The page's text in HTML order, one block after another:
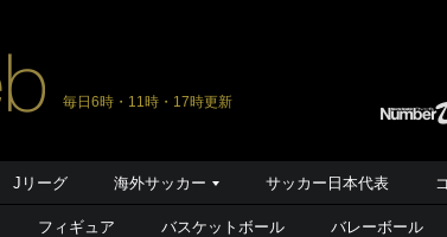
毎日6時・11時・17時更新
Jリーグ 海外サッカー サッカー日本代表
フィギュア バスケットボール バレーボール